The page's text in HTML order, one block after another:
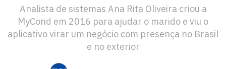
Analista de sistemas Ana Rita Oliveira criou a
MyCond em 2016 para ajudar o marido e viu o
aplicativo virar um negócio com presença no Brasil
e no exterior